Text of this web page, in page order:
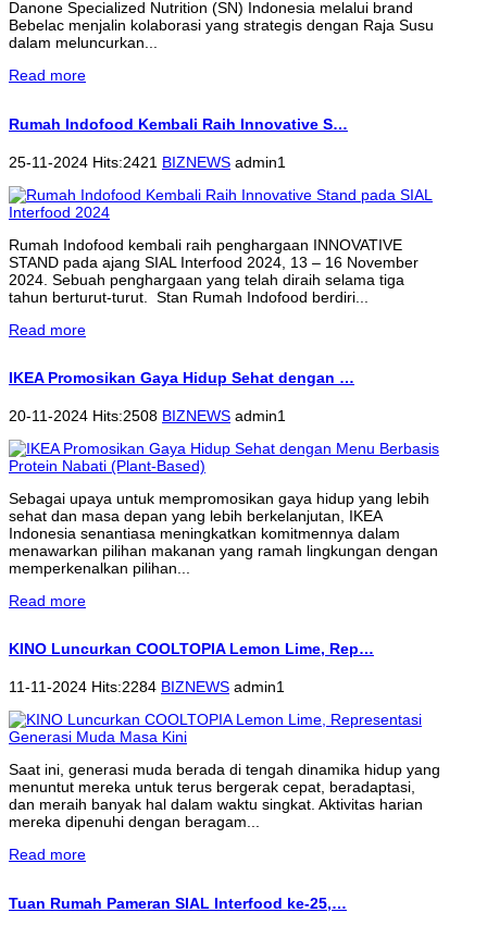
Danone Specialized Nutrition (SN) Indonesia melalui brand
Bebelac menjalin kolaborasi yang strategis dengan Raja Susu
dalam meluncurkan...
Read more
Rumah Indofood Kembali Raih Innovative S…
25-11-2024 Hits:2421 BIZNEWS admin1
Rumah Indofood kembali raih penghargaan INNOVATIVE
STAND pada ajang SIAL Interfood 2024, 13 – 16 November
2024. Sebuah penghargaan yang telah diraih selama tiga
tahun berturut-turut. Stan Rumah Indofood berdiri...
Read more
IKEA Promosikan Gaya Hidup Sehat dengan …
20-11-2024 Hits:2508 BIZNEWS admin1
Sebagai upaya untuk mempromosikan gaya hidup yang lebih
sehat dan masa depan yang lebih berkelanjutan, IKEA
Indonesia senantiasa meningkatkan komitmennya dalam
menawarkan pilihan makanan yang ramah lingkungan dengan
memperkenalkan pilihan...
Read more
KINO Luncurkan COOLTOPIA Lemon Lime, Rep…
11-11-2024 Hits:2284 BIZNEWS admin1
Saat ini, generasi muda berada di tengah dinamika hidup yang
menuntut mereka untuk terus bergerak cepat, beradaptasi,
dan meraih banyak hal dalam waktu singkat. Aktivitas harian
mereka dipenuhi dengan beragam...
Read more
Tuan Rumah Pameran SIAL Interfood ke-25,…